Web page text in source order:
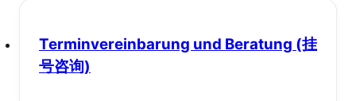
Terminvereinbarung und Beratung (挂
号咨询)